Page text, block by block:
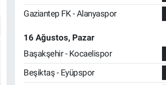
Gaziantep FK - Alanyaspor
16 Ağustos, Pazar
Başakşehir - Kocaelispor
Beşiktaş - Eyüpspor